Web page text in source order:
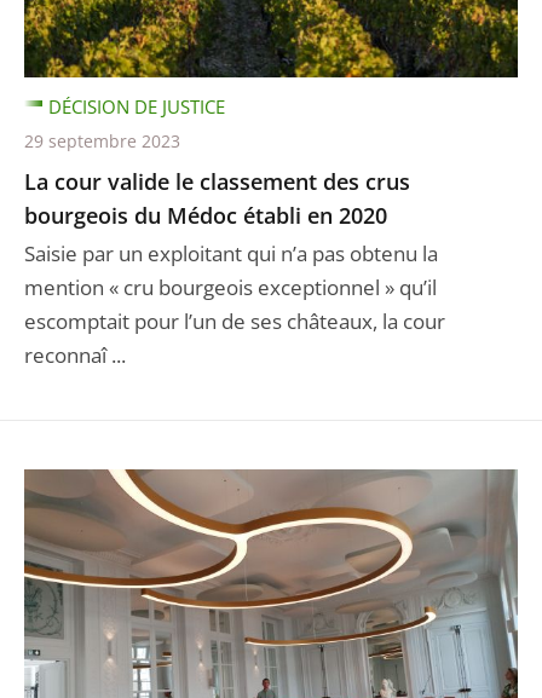
La cour valide le classement des crus
bourgeois du Médoc établi en 2020
Saisie par un exploitant qui n’a pas obtenu la
mention « cru bourgeois exceptionnel » qu’il
escomptait pour l’un de ses châteaux, la cour
reconnaî ...
DÉCISION DE JUSTICE
29 septembre 2023